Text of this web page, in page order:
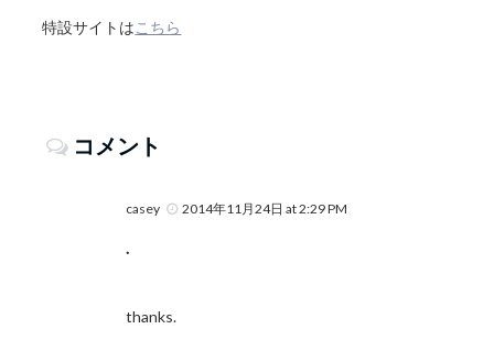
特設サイトはこちら
コメント
casey 2014年11月24日 at 2:29 PM
.
thanks.